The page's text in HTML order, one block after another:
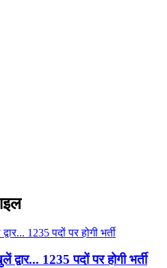
1235 पदों पर होगी भर्ती